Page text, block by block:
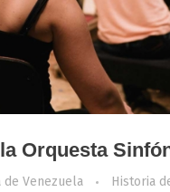
Orquesta
de Venezuela Historia